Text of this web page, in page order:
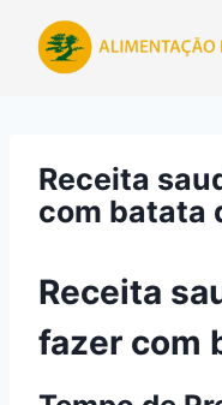
para
Receita
com batata
Receita
fazer com